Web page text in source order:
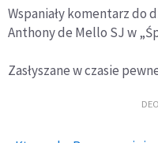
Wspaniały komentarz do
Anthony de Mello SJ w
Zasłyszane w czasie